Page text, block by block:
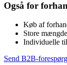
Også for
Køb af
Store
Individuelle
Send B2B-